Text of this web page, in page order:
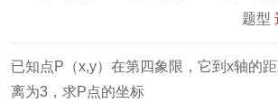
题型
已知点P（x,y）在第四象限，它到x轴的
离为3，求P点的坐标